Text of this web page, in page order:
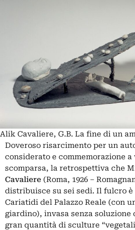
Alik Cavaliere, G.B. La fine di un
Doveroso risarcimento per un
considerato e commemorazione a
scomparsa, la retrospettiva che
Cavaliere (Roma, 1926 –
distribuisce su sei sedi. Il fulcro è
Cariatidi del Palazzo Reale (con
giardino), invasa senza
gran quantità di sculture